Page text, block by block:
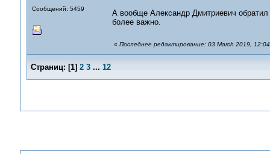
Сообщений: 5459
А вообще Александр Дмитриевич
более важно.
« Последнее редактирование: 03 March 2019,
Страниц: [1] 2 3 ... 12